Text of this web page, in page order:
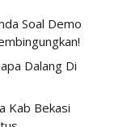
Soal Demo
Dalang Di
Kab Bekasi